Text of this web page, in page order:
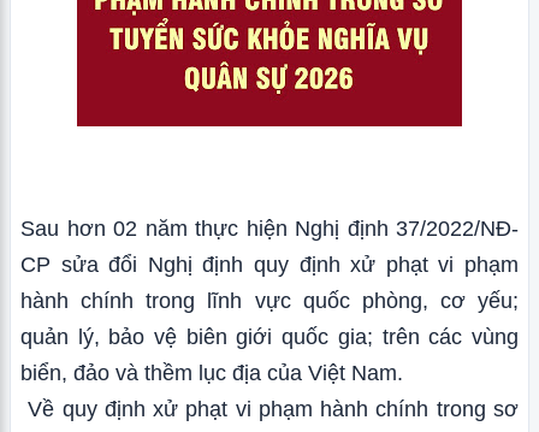
Sau hơn 02 năm thực hiện Nghị định 37/2022/NĐ-
CP sửa đổi Nghị định quy định xử phạt vi phạm
hành chính trong lĩnh vực quốc phòng, cơ yếu;
quản lý, bảo vệ biên giới quốc gia; trên các vùng
biển, đảo và thềm lục địa của Việt Nam.
Về quy định xử phạt vi phạm hành chính trong sơ